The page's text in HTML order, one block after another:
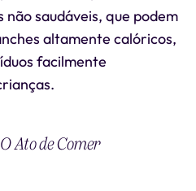
saudáveis, que podem
altamente calóricos,
facilmente
Ato de Comer